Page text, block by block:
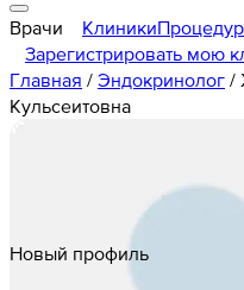
Врачи Клиники
Зарегистрировать мою
Главная / Эндокринолог /
Кульсеитовна
Новый профиль